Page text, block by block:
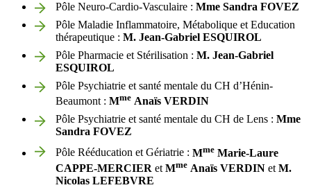
Pôle Neuro-Cardio-Vasculaire : Mme Sandra FOVEZ
Pôle Maladie Inflammatoire, Métabolique et Education
thérapeutique : M. Jean-Gabriel ESQUIROL
Pôle Pharmacie et Stérilisation : M. Jean-Gabriel
ESQUIROL
Pôle Psychiatrie et santé mentale du CH d’Hénin-
Beaumont : Mme Anaïs VERDIN
Pôle Psychiatrie et santé mentale du CH de Lens : Mme
Sandra FOVEZ
Pôle Rééducation et Gériatrie : Mme Marie-Laure
CAPPE-MERCIER et Mme Anaïs VERDIN et M.
Nicolas LEFEBVRE